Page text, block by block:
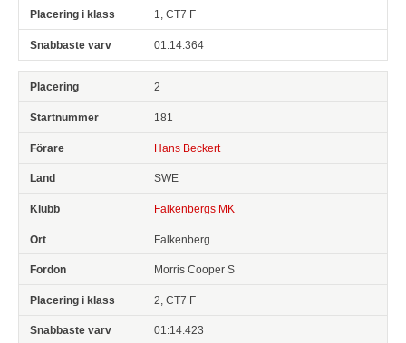
1, CT7 F
01:14.364
2
181
Hans Beckert
SWE
Falkenbergs MK
Falkenberg
Morris Cooper S
2, CT7 F
01:14.423